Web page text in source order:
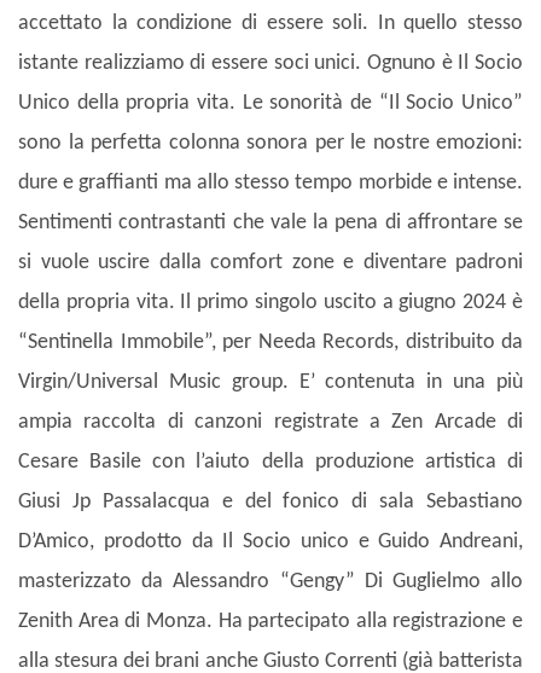
accettato la condizione di essere soli. In quello stesso
istante realizziamo di essere soci unici. Ognuno è Il Socio
Unico della propria vita. Le sonorità de “Il Socio Unico”
sono la perfetta colonna sonora per le nostre emozioni:
dure e graffianti ma allo stesso tempo morbide e intense.
Sentimenti contrastanti che vale la pena di affrontare se
si vuole uscire dalla comfort zone e diventare padroni
della propria vita. Il primo singolo uscito a giugno 2024 è
“Sentinella Immobile”, per Needa Records, distribuito da
Virgin/Universal Music group. E’ contenuta in una più
ampia raccolta di canzoni registrate a Zen Arcade di
Cesare Basile con l’aiuto della produzione artistica di
Giusi Jp Passalacqua e del fonico di sala Sebastiano
D’Amico, prodotto da Il Socio unico e Guido Andreani,
masterizzato da Alessandro “Gengy” Di Guglielmo allo
Zenith Area di Monza. Ha partecipato alla registrazione e
alla stesura dei brani anche Giusto Correnti (già batterista